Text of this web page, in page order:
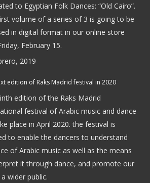
to Egyptian Folk Dances: “Old Cairo”.
volume of a series of 3 is going to be
in digital format in our online store
February 15.
2019
edition of Raks Madrid festival in 2020
edition of the Raks Madrid
festival of Arabic music and dance
place in April 2020. the festival is
to enable the dancers to understand
of Arabic music as well as the means
it through dance, and promote our
wider public.